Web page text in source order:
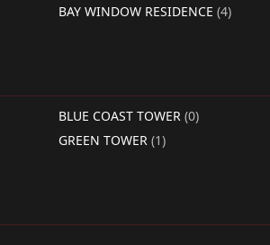
BAY WINDOW RESIDENCE (4)
BLUE COAST TOWER (0)
GREEN TOWER (1)